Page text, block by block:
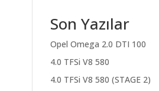
Son Yazılar
Opel Omega 2.0 DTI 100
4.0 TFSi V8 580
4.0 TFSi V8 580 (STAGE 2)